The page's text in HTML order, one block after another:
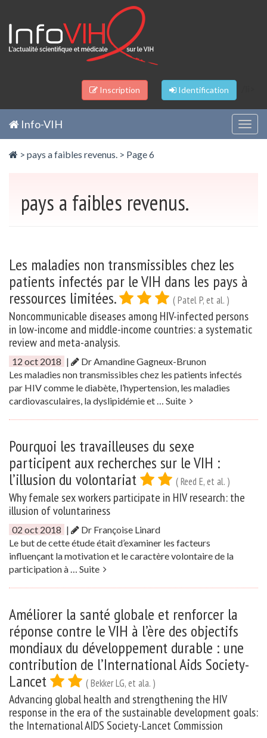
Inscription Identification
Info-VIH
> pays a faibles revenus. > Page 6
pays a faibles revenus.
Les maladies non transmissibles chez les
patients infectés par le VIH dans les pays à
ressources limitées.
( Patel P, et al. )
Noncommunicable diseases among HIV-infected persons
in low-income and middle-income countries: a systematic
review and meta-analysis.
12 oct 2018 |
Dr Amandine Gagneux-Brunon
Les maladies non transmissibles chez les patients infectés
par HIV comme le diabète, l’hypertension, les maladies
cardiovasculaires, la dyslipidémie et … Suite
Pourquoi les travailleuses du sexe
participent aux recherches sur le VIH :
l’illusion du volontariat
( Reed E, et al. )
Why female sex workers participate in HIV research: the
illusion of voluntariness
02 oct 2018 |
Dr Françoise Linard
Le but de cette étude était d’examiner les facteurs
influençant la motivation et le caractère volontaire de la
participation à … Suite
Améliorer la santé globale et renforcer la
réponse contre le VIH à l’ère des objectifs
mondiaux du développement durable : une
contribution de l’International Aids Society-
Lancet
( Bekker LG, et ala. )
Advancing global health and strengthening the HIV
response in the era of the sustainable development goals:
the International AIDS Society-Lancet Commission
Panneau de gestion des cookies